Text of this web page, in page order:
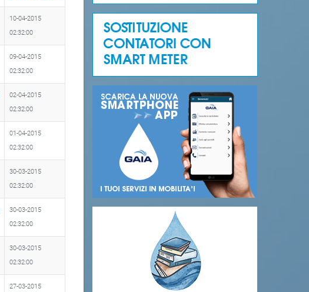
10-04-2015
02:32:00
09-04-2015
02:32:00
02-04-2015
02:32:00
01-04-2015
02:32:00
30-03-2015
02:32:00
30-03-2015
02:32:00
30-03-2015
02:32:00
27-03-2015